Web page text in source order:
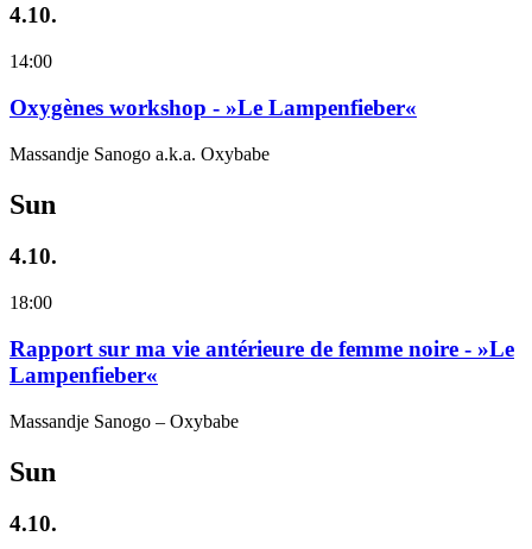
4.10.
14:00
Oxygènes workshop - »Le Lampenfieber«
Massandje Sanogo a.k.a. Oxybabe
Sun
4.10.
18:00
Rapport sur ma vie antérieure de femme noire - »Le
Lampenfieber«
Massandje Sanogo – Oxybabe
Sun
4.10.